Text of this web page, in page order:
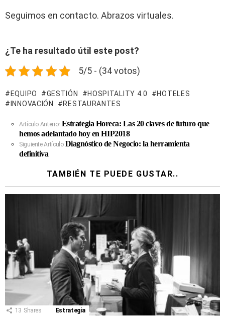
Seguimos en contacto. Abrazos virtuales.
¿Te ha resultado útil este post?
5/5 - (34 votos)
EQUIPO GESTIÓN HOSPITALITY 4.0
HOTELES
INNOVACIÓN
RESTAURANTES
Ver
Artículo Anterior Estrategia Horeca: Las 20 claves de futuro que
hemos adelantado hoy en HIP2018
Siguiente Artículo Diagnóstico de Negocio: la herramienta
definitiva
TAMBIÉN TE PUEDE GUSTAR..
13 Shares Estrategia